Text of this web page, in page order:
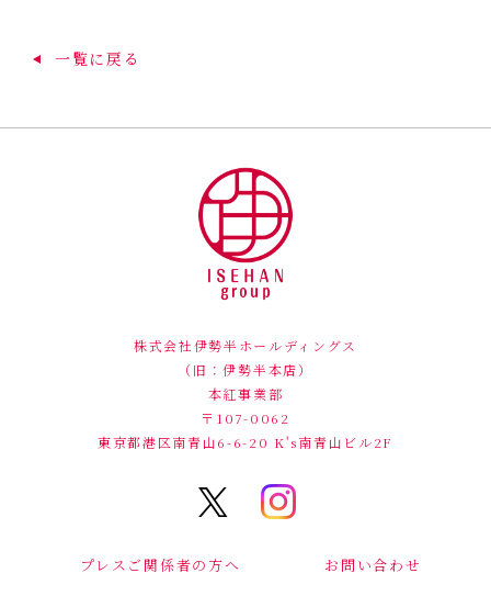
一覧に戻る
株式会社伊勢半ホールディングス
（旧：伊勢半本店）
本紅事業部
〒107-0062
東京都港区南青山6-6-20 K's南青山ビル2F
プレスご関係者の方へ お問い合わせ